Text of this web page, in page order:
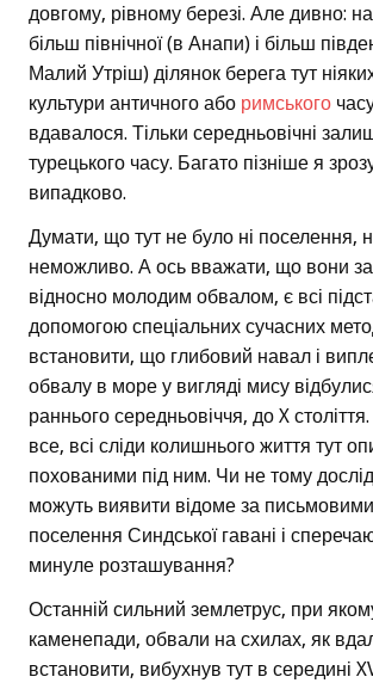
довгому, рівному березі. Але дивно: на
більш північної (в Анапи) і більш
Малий Утріш) ділянок берега тут
культури античного або римського
вдавалося. Тільки середньовічні
турецького часу. Багато пізніше я
випадково.
Думати, що тут не було ні поселення,
неможливо. А ось вважати, що вони
відносно молодим обвалом, є всі
допомогою спеціальних сучасних
встановити, що глибовий навал і
обвалу в море у вигляді мису
раннього середньовіччя, до X
все, всі сліди колишнього життя тут
похованими під ним. Чи не тому
можуть виявити відоме за
поселення Синдської гавані і
минуле розташування?
Останній сильний землетрус, при
каменепади, обвали на схилах, як
встановити, вибухнув тут в середині